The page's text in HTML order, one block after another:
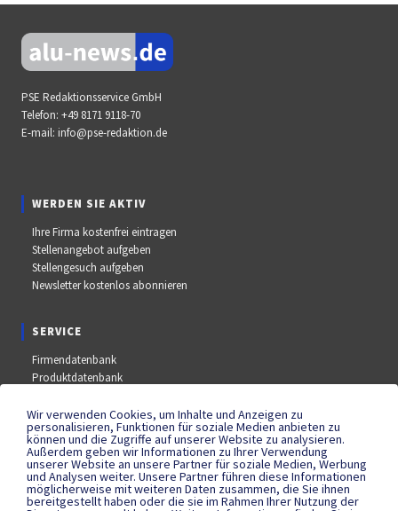
PSE Redaktionsservice GmbH
Telefon: +49 8171 9118-70
E-mail: info@pse-redaktion.de
WERDEN SIE AKTIV
Ihre Firma kostenfrei eintragen
Stellenangebot aufgeben
Stellengesuch aufgeben
Newsletter kostenlos abonnieren
SERVICE
Firmendatenbank
Produktdatenbank
Aus- und Weiterbildungsdatenbank
Messe- und Kongressdatenbank
SOCIAL MEDIA
YouTube
Wir verwenden Cookies, um Inhalte und Anzeigen zu
personalisieren, Funktionen für soziale Medien anbieten zu
können und die Zugriffe auf unserer Website zu analysieren.
Außerdem geben wir Informationen zu Ihrer Verwendung
unserer Website an unsere Partner für soziale Medien, Werbung
und Analysen weiter. Unsere Partner führen diese Informationen
möglicherweise mit weiteren Daten zusammen, die Sie ihnen
bereitgestellt haben oder die sie im Rahmen Ihrer Nutzung der